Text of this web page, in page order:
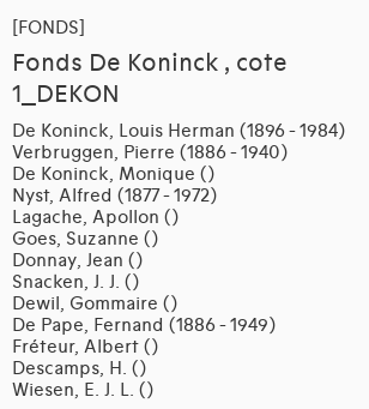
[FONDS]
Fonds De Koninck , cote
1_DEKON
De Koninck, Louis Herman (1896 - 1984)
Verbruggen, Pierre (1886 - 1940)
De Koninck, Monique ()
Nyst, Alfred (1877 - 1972)
Lagache, Apollon ()
Goes, Suzanne ()
Donnay, Jean ()
Snacken, J. J. ()
Dewil, Gommaire ()
De Pape, Fernand (1886 - 1949)
Fréteur, Albert ()
Descamps, H. ()
Wiesen, E. J. L. ()